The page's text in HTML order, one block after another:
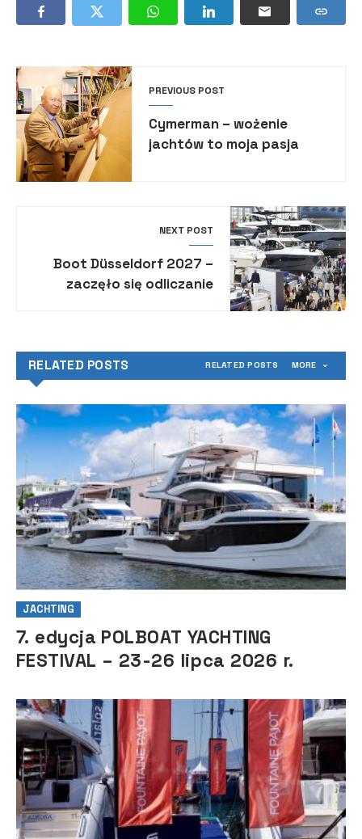
PREVIOUS POST
Cymerman – wożenie
jachtów to moja pasja
NEXT POST
Boot Düsseldorf 2027 –
zaczęło się odliczanie
RELATED POSTS RELATED POSTS MORE
JACHTING
7. edycja POLBOAT YACHTING
FESTIVAL – 23-26 lipca 2026 r.